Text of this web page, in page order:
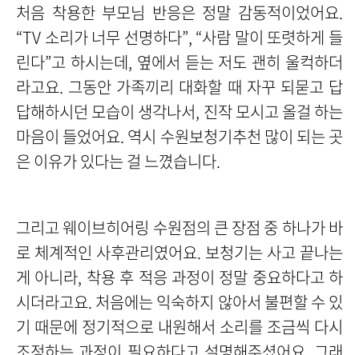
처음 착용한 부모님 반응은 정말 감동적이었어요.
“TV 소리가 너무 선명하다”, “사람 말이 또렷하게 들
린다”고 하시는데, 옆에서 듣는 저도 괜히 울컥하더
라고요. 그동안 가족끼리 대화할 때 자꾸 되묻고 답
답해하시던 모습이 생각나서, 진작 모시고 올걸 하는
마음이 들었어요. 역시 수원보청기추천 많이 되는 곳
은 이유가 있다는 걸 느꼈습니다.
그리고 웨이브히어링 수원점의 큰 장점 중 하나가 바
로 체계적인 사후관리였어요. 보청기는 사고 끝나는
게 아니라, 착용 후 적응 과정이 정말 중요하다고 하
시더라고요. 처음에는 익숙하지 않아서 불편할 수 있
기 때문에 정기적으로 내원해서 소리를 조금씩 다시